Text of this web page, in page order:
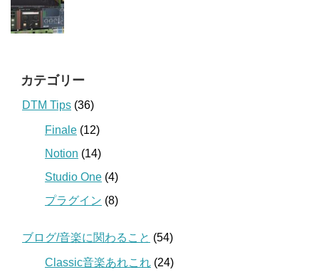
カテゴリー
DTM Tips (36)
Finale (12)
Notion (14)
Studio One (4)
プラグイン (8)
ブログ/音楽に関わること (54)
Classic音楽あれこれ (24)